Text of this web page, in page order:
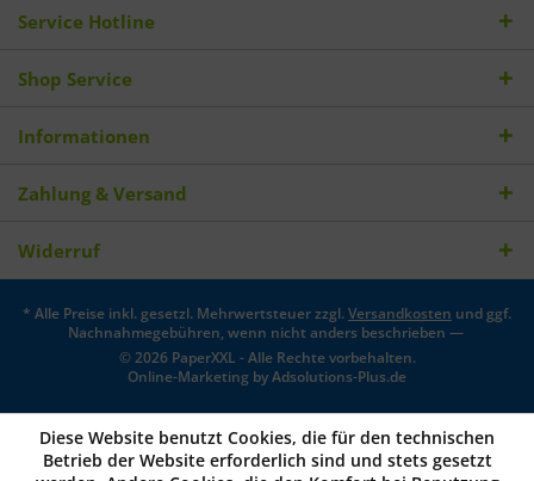
Service Hotline
Shop Service
Informationen
Zahlung & Versand
Widerruf
* Alle Preise inkl. gesetzl. Mehrwertsteuer zzgl.Versandkosten und ggf.
Nachnahmegebühren, wenn nicht anders beschrieben —
© 2026 PaperXXL - Alle Rechte vorbehalten.
Online-Marketing byAdsolutions-Plus.de
Diese Website benutzt Cookies, die für den technischen
Betrieb der Website erforderlich sind und stets gesetzt